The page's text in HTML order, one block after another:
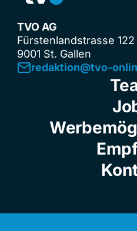
TVO AG
Fürstenlandstrasse 122
9001 St. Gallen
redaktion@tvo-